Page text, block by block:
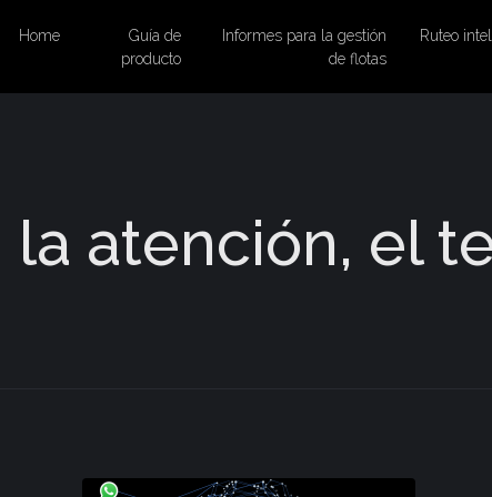
Home
Guía de
producto
Informes para la gestión
de flotas
Ruteo
la atención, el